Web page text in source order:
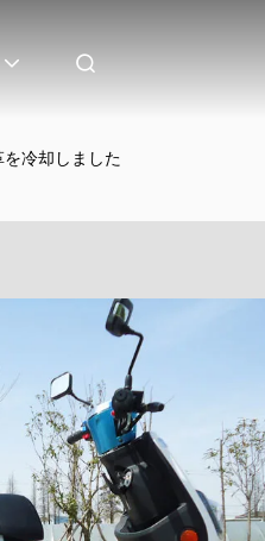
冷却しました